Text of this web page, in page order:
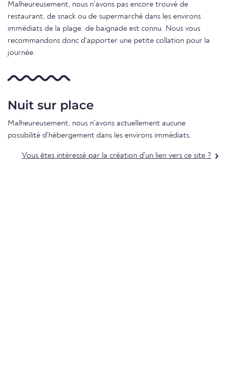
Malheureusement, nous n'avons pas encore trouvé de
restaurant, de snack ou de supermarché dans les environs
immédiats de la plage. de baignade est connu. Nous vous
recommandons donc d'apporter une petite collation pour la
journée.
Nuit sur place
Malheureusement, nous n'avons actuellement aucune
possibilité d'hébergement dans les environs immédiats.
Vous êtes intéressé par la création d'un lien vers ce site ?